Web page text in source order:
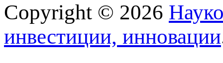
Copyright © 2026
инвестиции, инновации